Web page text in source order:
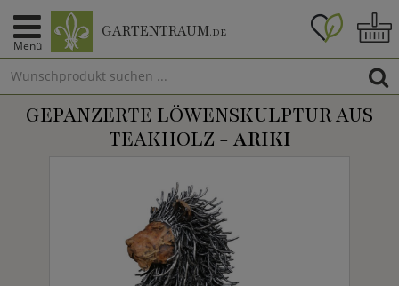
Menü
GARTENTRAUM.DE
GEPANZERTE LÖWENSKULPTUR AUS
TEAKHOLZ - ARIKI